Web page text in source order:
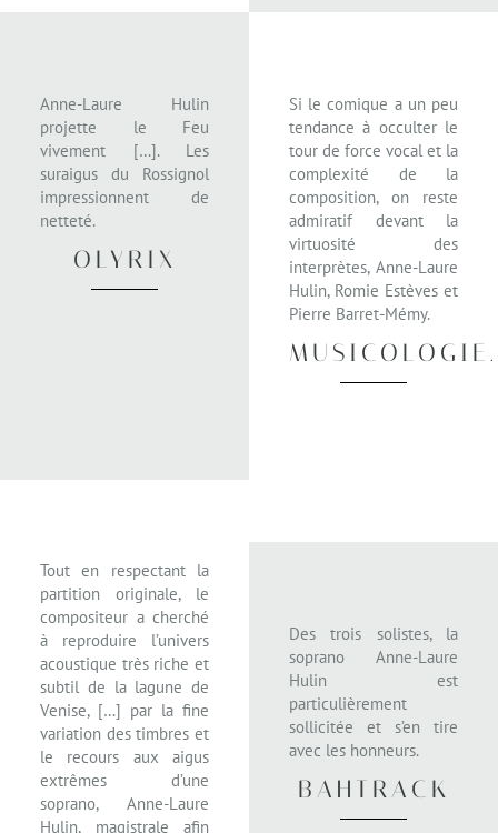
OLYRIX
Anne-Laure Hulin
projette le Feu
vivement […]. Les
suraigus du Rossignol
impressionnent de
netteté.
Si le comique a un peu
tendance à occulter le
tour de force vocal et la
complexité de la
composition, on reste
admiratif devant la
virtuosité des
interprètes, Anne-Laure
Hulin, Romie Estèves et
Pierre Barret-Mémy.
Tout en respectant la
partition originale, le
compositeur a cherché
à reproduire l’univers
acoustique très riche et
subtil de la lagune de
Venise, […] par la fine
variation des timbres et
le recours aux aigus
extrêmes d’une
soprano, Anne-Laure
Hulin, magistrale afin
BAHTRACK
Des trois solistes, la
soprano Anne-Laure
Hulin est
particulièrement
sollicitée et s’en tire
avec les honneurs.